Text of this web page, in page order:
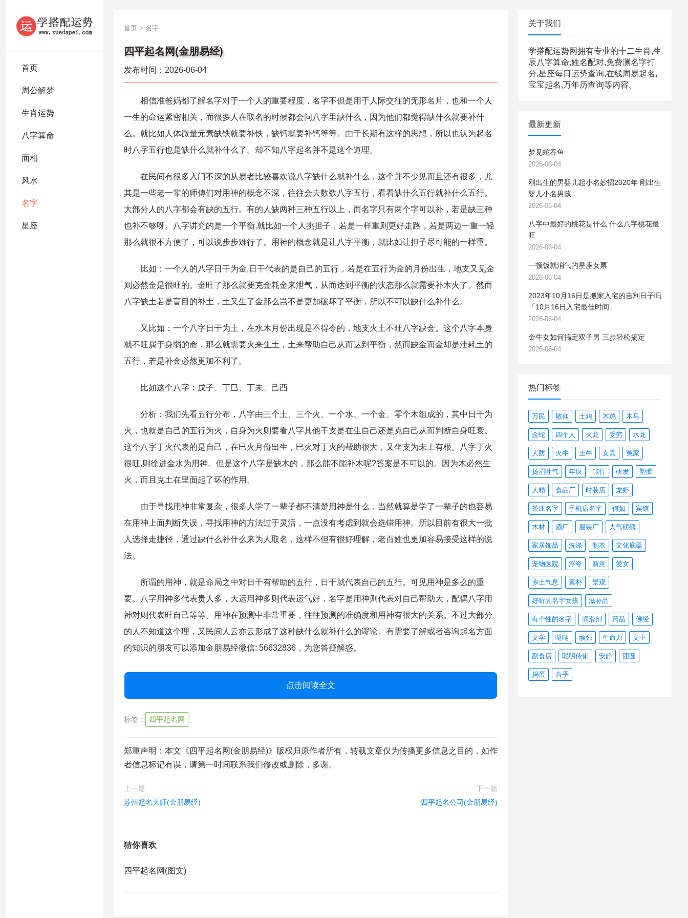
首页
周公解梦
生肖运势
八字算命
面相
风水
名字
星座
首页 > 名字
四平起名网(金朋易经)
发布时间：2026-06-04
相信准爸妈都了解名字对于一个人的重要程度，名字不但是用于人际交往的无形名片，也和一个人
一生的命运紧密相关，而很多人在取名的时候都会问八字里缺什么，因为他们都觉得缺什么就要补什
么。就比如人体微量元素缺铁就要补铁，缺钙就要补钙等等。由于长期有这样的思想，所以也认为起名
时八字五行也是缺什么就补什么了。却不知八字起名并不是这个道理。
在民间有很多入门不深的从易者比较喜欢说八字缺什么就补什么，这个并不少见而且还有很多，尤
其是一些老一辈的师傅们对用神的概念不深，往往会去数数八字五行，看看缺什么五行就补什么五行。
大部分人的八字都会有缺的五行。有的人缺两种三种五行以上，而名字只有两个字可以补，若是缺三种
也补不够呀。八字讲究的是一个平衡,就比如一个人挑担子，若是一样重则更好走路，若是两边一重一轻
那么就很不方便了，可以说步步难行了。用神的概念就是让八字平衡，就比如让担子尽可能的一样重。
比如：一个人的八字日干为金,日干代表的是自己的五行，若是在五行为金的月份出生，地支又见金
则必然金是很旺的。金旺了那么就要克金耗金来泄气，从而达到平衡的状态那么就需要补木火了。然而
八字缺土若是盲目的补土，土又生了金那么岂不是更加破坏了平衡，所以不可以缺什么补什么。
又比如：一个八字日干为土，在水木月份出现是不得令的，地支火土不旺八字缺金。这个八字本身
就不旺属于身弱的命，那么就需要火来生土，土来帮助自己从而达到平衡，然而缺金而金却是泄耗土的
五行，若是补金必然更加不利了。
比如这个八字：戊子、丁巳、丁未、己酉
分析：我们先看五行分布，八字由三个土、三个火、一个水、一个金、零个木组成的，其中日干为
火，也就是自己的五行为火，自身为火则要看八字其他干支是在生自己还是克自己从而判断自身旺衰。
这个八字丁火代表的是自己，在巳火月份出生，巳火对丁火的帮助很大，又坐支为未土有根。八字丁火
很旺,则徐进金水为用神。但是这个八字是缺木的，那么能不能补木呢?答案是不可以的。因为木必然生
火，而且克土在里面起了坏的作用。
由于寻找用神非常复杂，很多人学了一辈子都不清楚用神是什么，当然就算是学了一辈子的也容易
在用神上面判断失误，寻找用神的方法过于灵活，一点没有考虑到就会选错用神。所以目前有很大一批
人选择走捷径，通过缺什么补什么来为人取名，这样不但有很好理解，老百姓也更加容易接受这样的说
法。
所谓的用神，就是命局之中对日干有帮助的五行，日干就代表自己的五行。可见用神是多么的重
要。八字用神多代表贵人多，大运用神多则代表运气好，名字是用神则代表对自己帮助大，配偶八字用
神对则代表旺自己等等。用神在预测中非常重要，往往预测的准确度和用神有很大的关系。不过大部分
的人不知道这个理，又民间人云亦云形成了这种缺什么就补什么的谬论。有需要了解或者咨询起名方面
的知识的朋友可以添加金朋易经微信: 56632836，为您答疑解惑。
点击阅读全文
标签： 四平起名网
郑重声明：本文《四平起名网(金朋易经)》版权归原作者所有，转载文章仅为传播更多信息之目的，如作
者信息标记有误，请第一时间联系我们修改或删除，多谢。
上一篇
苏州起名大师(金朋易经)
下一篇
四平起名公司(金朋易经)
猜你喜欢
四平起名网(图文)
关于我们
学搭配运势网拥有专业的十二生肖,生
辰八字算命,姓名配对,免费测名字打
分,星座每日运势查询,在线周易起名,
宝宝起名,万年历查询等内容。
最新更新
梦见蛇吞鱼
2026-06-04
刚出生的男婴儿起小名妙招2020年 刚出生
婴儿小名男孩
2026-06-04
八字中最好的桃花是什么 什么八字桃花最
旺
2026-06-04
一顿饭就消气的星座女票
2026-06-04
2023年10月16日是搬家入宅的吉利日子吗
「10月16日入宅最佳时间」
2026-06-04
金牛女如何搞定双子男 三步轻松搞定
2026-06-04
热门标签
万民 敬仰 土鸡 木鸡 木马
金蛇 四个人 火龙 受穷 水龙
人防 火牛 土牛 女真 冤家
扬眉吐气 年庚 能行 研发 塑胶
人精 食品厂 时装店 龙虾
茶庄名字 手机店名字 何如 宾馆
木材 酒厂 服装厂 大气磅礴
家居饰品 洗涤 制衣 文化底蕴
宠物医院 浮夸 新意 爱女
乡土气息 素朴 景观
好听的名字女孩 滋补品
有个性的名字 润滑剂 药品 佛经
文学 哒哒 顽强 生命力 文中
副食店 聪明伶俐 安静 团圆
捣蛋 合乎